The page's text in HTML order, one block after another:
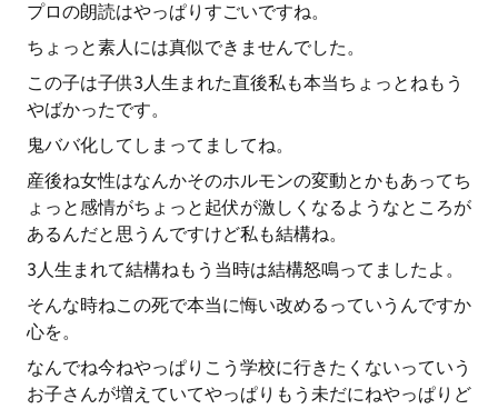
プロの朗読はやっぱりすごいですね。
ちょっと素人には真似できませんでした。
この子は子供3人生まれた直後私も本当ちょっとねもう
やばかったです。
鬼ババ化してしまってましてね。
産後ね女性はなんかそのホルモンの変動とかもあってち
ょっと感情がちょっと起伏が激しくなるようなところが
あるんだと思うんですけど私も結構ね。
3人生まれて結構ねもう当時は結構怒鳴ってましたよ。
そんな時ねこの死で本当に悔い改めるっていうんですか
心を。
なんでね今ねやっぱりこう学校に行きたくないっていう
お子さんが増えていてやっぱりもう未だにねやっぱりど